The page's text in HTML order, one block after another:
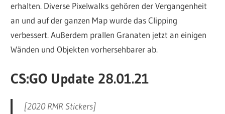
erhalten. Diverse Pixelwalks gehören der Vergangenheit
an und auf der ganzen Map wurde das Clipping
verbessert. Außerdem prallen Granaten jetzt an einigen
Wänden und Objekten vorhersehbarer ab.
CS:GO Update 28.01.21
[2020 RMR Stickers]